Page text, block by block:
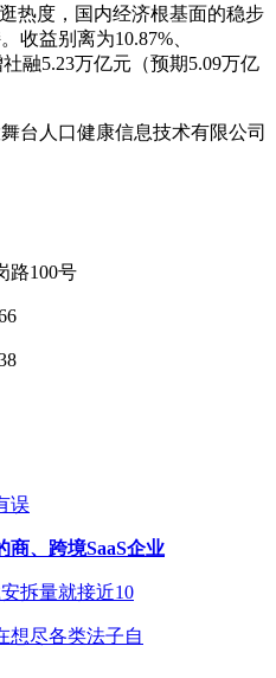
热度，国内经济根基面的稳步
收益别离为10.87%、
融5.23万亿元（预期5.09万亿
台人口健康信息技术有限公司
路100号
误
商、跨境SaaS企业
拆量就接近10
想尽各类法子自